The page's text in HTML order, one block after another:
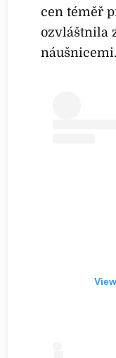
cen téměř
ozvláštnila
náušnicemi.